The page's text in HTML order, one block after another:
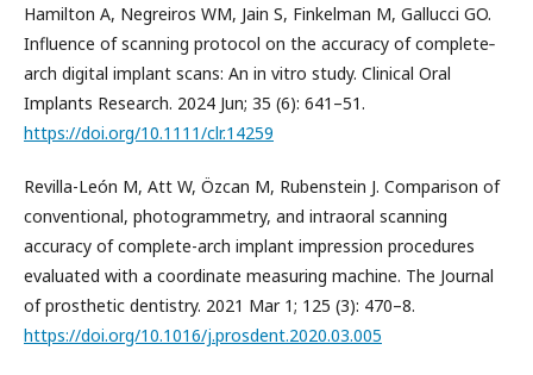
Hamilton A, Negreiros WM, Jain S, Finkelman M, Gallucci GO.
Influence of scanning protocol on the accuracy of complete‐
arch digital implant scans: An in vitro study. Clinical Oral
Implants Research. 2024 Jun; 35 (6): 641–51.
https://doi.org/10.1111/clr.14259
Revilla-León M, Att W, Özcan M, Rubenstein J. Comparison of
conventional, photogrammetry, and intraoral scanning
accuracy of complete-arch implant impression procedures
evaluated with a coordinate measuring machine. The Journal
of prosthetic dentistry. 2021 Mar 1; 125 (3): 470–8.
https://doi.org/10.1016/j.prosdent.2020.03.005